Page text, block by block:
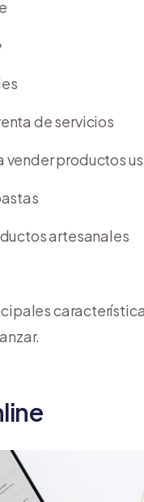
de servicios
vender productos
artesanales